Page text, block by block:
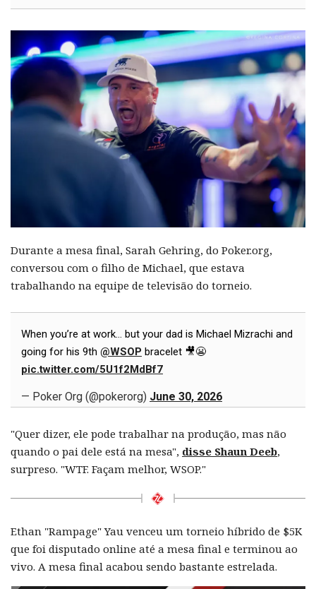
Durante a mesa final, Sarah Gehring, do Poker.org,
conversou com o filho de Michael, que estava
trabalhando na equipe de televisão do torneio.
When you’re at work… but your dad is Michael Mizrachi and
going for his 9th @WSOP bracelet 🎥😬
pic.twitter.com/5U1f2MdBf7
— Poker Org (@pokerorg) June 30, 2026
"Quer dizer, ele pode trabalhar na produção, mas não
quando o pai dele está na mesa", disse Shaun Deeb,
surpreso. "WTF. Façam melhor, WSOP."
Ethan "Rampage" Yau venceu um torneio híbrido de $5K
que foi disputado online até a mesa final e terminou ao
vivo. A mesa final acabou sendo bastante estrelada.